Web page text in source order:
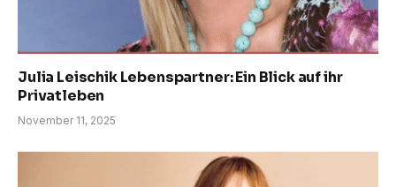
Julia Leischik Lebenspartner: Ein Blick auf ihr
Privatleben
November 11, 2025